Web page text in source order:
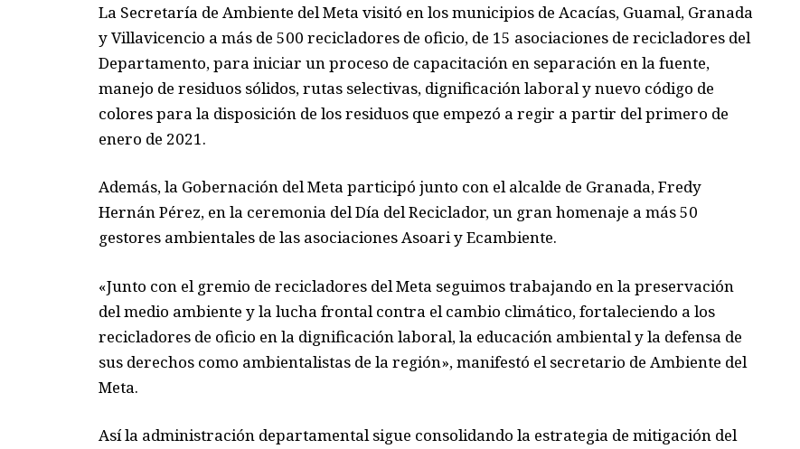
La Secretaría de Ambiente del Meta visitó en los municipios de Acacías, Guamal, Granada
y Villavicencio a más de 500 recicladores de oficio, de 15 asociaciones de recicladores del
Departamento, para iniciar un proceso de capacitación en separación en la fuente,
manejo de residuos sólidos, rutas selectivas, dignificación laboral y nuevo código de
colores para la disposición de los residuos que empezó a regir a partir del primero de
enero de 2021.
Además, la Gobernación del Meta participó junto con el alcalde de Granada, Fredy
Hernán Pérez, en la ceremonia del Día del Reciclador, un gran homenaje a más 50
gestores ambientales de las asociaciones Asoari y Ecambiente.
«Junto con el gremio de recicladores del Meta seguimos trabajando en la preservación
del medio ambiente y la lucha frontal contra el cambio climático, fortaleciendo a los
recicladores de oficio en la dignificación laboral, la educación ambiental y la defensa de
sus derechos como ambientalistas de la región»,manifestó el secretario de Ambiente del
Meta.
Así la administración departamental sigue consolidando la estrategia de mitigación del